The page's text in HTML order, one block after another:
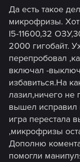
Да есть такое
микрофризы.
I5-11600,32
2000 гигобайт.
перепробовал
включал -
избавиться.На
лазил,ничего не
вышел исправил
игра перестала
,микрофризы
Дополню
помогли